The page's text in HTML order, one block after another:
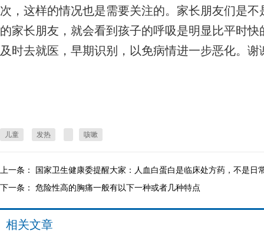
次，这样的情况也是需要关注的。家长朋友们是
的家长朋友，就会看到孩子的呼吸是明显比平时
及时去就医，早期识别，以免病情进一步恶化。谢
儿童 发热 咳嗽
上一条： 国家卫生健康委提醒大家：人血白蛋白是临床处方药，不是日
下一条： 危险性高的胸痛一般有以下一种或者几种特点
相关文章